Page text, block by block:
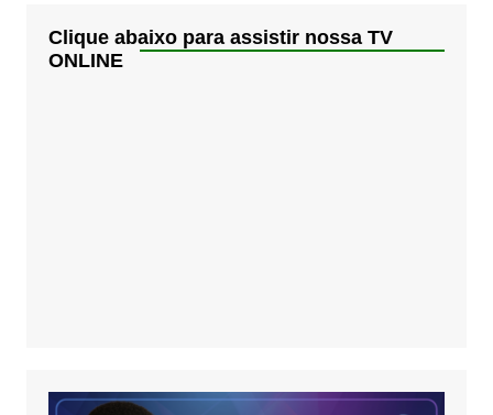
Clique abaixo para assistir nossa TV
ONLINE